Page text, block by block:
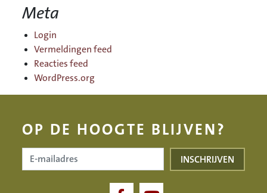
Meta
Login
Vermeldingen feed
Reacties feed
WordPress.org
OP DE HOOGTE BLIJVEN?